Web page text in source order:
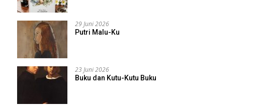
29 Juni 2026
Putri Malu-Ku
23 Juni 2026
Buku dan Kutu-Kutu Buku